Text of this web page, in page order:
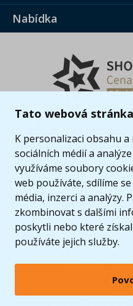
Tato webová
K personalizaci obsahu
sociálních médií a
využíváme soubory
web používáte, sdílíme
média, inzerci a analýzy.
zkombinovat s dalšími
poskytli nebo které
používáte jejich služby.
Nabídka
© 2005 - 2026
LEGO, logo LEGO a minifigurka jsou